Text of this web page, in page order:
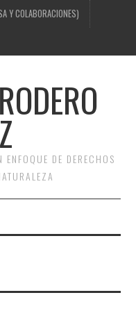
Y COLABORACIONES)
DE DERECHOS